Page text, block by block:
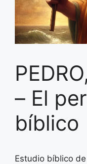
– El
bíblico
Estudio bíblico